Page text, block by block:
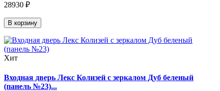
28930 ₽
В корзину
Хит
Входная дверь Лекс Колизей с зеркалом Дуб беленый
(панель №23)...